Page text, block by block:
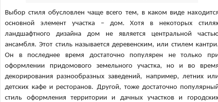
Выбор стиля обусловлен чаще всего тем, в каком виде
основной элемент участка – дом. Хотя в некоторых
ландшафтного дизайна дом не является центральной
ансамбля. Этот стиль называется деревенским, или стилем
Он в последнее время достаточно популярен не только
оформлении придомового земельного участка, но и во
декорирования разнообразных заведений, например, летних
детских кафе и ресторанов. Другой, тоже достаточно
стиль оформления территории и дачных участков и